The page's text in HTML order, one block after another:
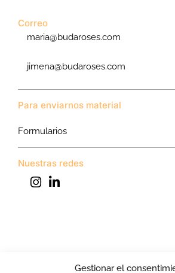
Gestionar el
Correo
maria@budaroses.com
jimena@budaroses.com
Para enviarnos material
Formularios
Nuestras redes